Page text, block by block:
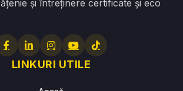
și întreținere certificate și eco
LINKURI UTILE